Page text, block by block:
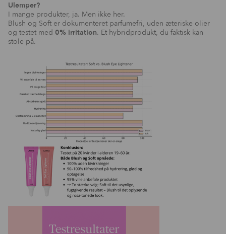
Ulemper?
I mange produkter, ja. Men ikke her.
Blush og Soft er dokumenteret parfumefri, uden æteriske olier
og testet med 0% irritation. Et hybridprodukt, du faktisk kan
stole på.